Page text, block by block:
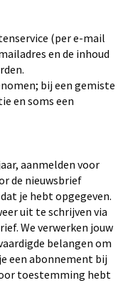
(per e-mail
en de inhoud
bij een gemiste
en soms een
aanmelden voor
de nieuwsbrief
je hebt opgegeven.
uit te schrijven via
We verwerken jouw
belangen om
een abonnement bij
toestemming hebt